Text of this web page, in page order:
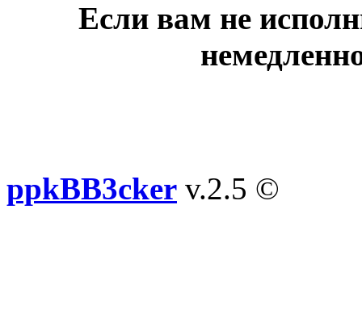
Если вам не
ppkBB3cker v.2.5 ©